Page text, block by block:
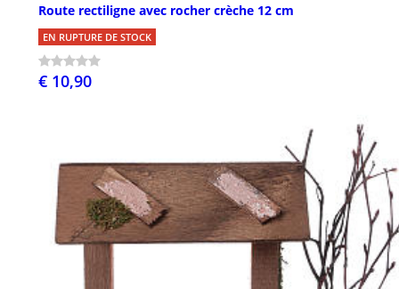
Route rectiligne avec rocher crèche 12 cm
EN RUPTURE DE STOCK
€ 10,90